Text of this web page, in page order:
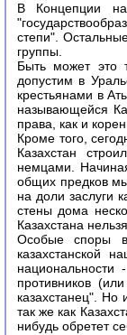
В Концепции
степи".
группы.
Быть может это
допустим в
крестьянами в
называющейся
права, как и
Кроме того,
Казахстан
немцами.
общих предков
на доли заслуги
стены дома
Казахстана
Особые споры
казахстанской
национальности
противников
казахстанец".
так же как
нибудь обретет